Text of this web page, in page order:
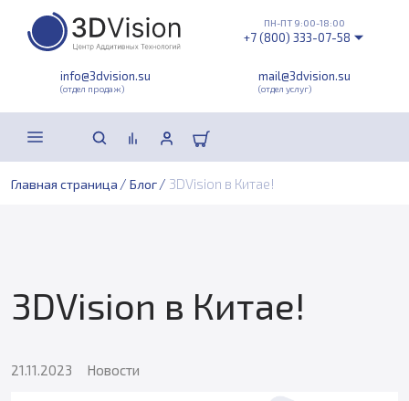
info@3dvision.su
(отдел продаж)
mail@3dvision.su
(отдел услуг)
ПН-ПТ 9:00-18:00
+7 (800) 333-07-58
Главная страница / Блог / 3DVision в Китае!
3DVision в Китае!
21.11.2023 Новости